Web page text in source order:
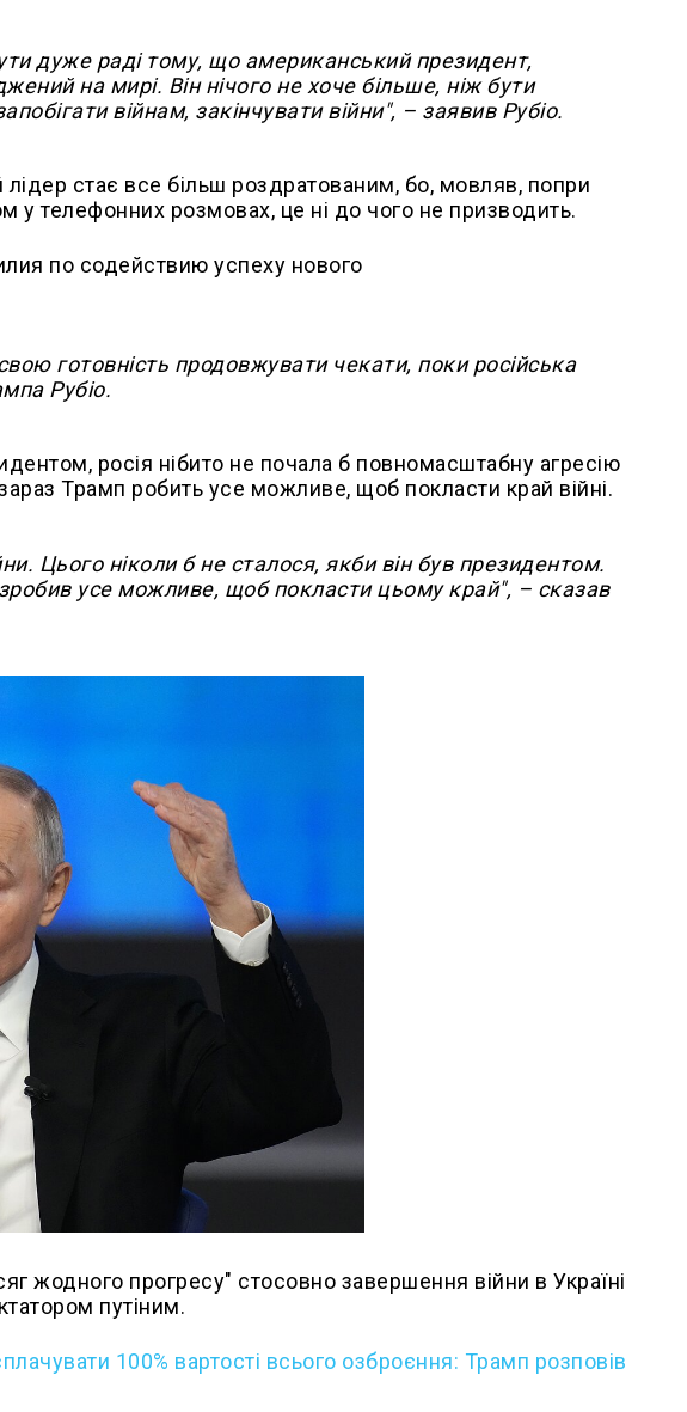
дуже раді тому, що американський президент,
на мирі. Він нічого не хоче більше, ніж бути
війнам, закінчувати війни", – заявив Рубіо.
стає все більш роздратованим, бо, мовляв, попри
телефонних розмовах, це ні до чого не призводить.
готовність продовжувати чекати, поки російська
Рубіо.
росія нібито не почала б повномасштабну агресію
Трамп робить усе можливе, щоб покласти край війні.
Цього ніколи б не сталося, якби він був президентом.
усе можливе, щоб покласти цьому край", – сказав
жодного прогресу" стосовно завершення війни в Україні
путіним.
100% вартості всього озброєння: Трамп розповів